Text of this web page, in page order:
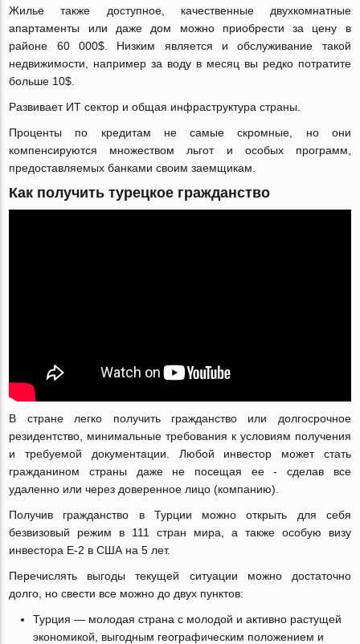
Жилье также доступное, качественные двухкомнатные
апартаменты или даже дом можно приобрести за цену в
районе 60 000$. Низким является и обслуживание такой
недвижимости, например за воду в месяц вы редко потратите
больше 10$.
Развивает ИТ сектор и общая инфраструктура страны.
Проценты по кредитам не самые скромные, но они
компенсируются множеством льгот и особых программ,
предоставляемых банками своим заемщикам.
Как получить турецкое гражданство
В стране легко получить гражданство или долгосрочное
резидентство, минимальные требования к условиям получения
и требуемой документации. Любой инвестор может стать
гражданином страны даже не посещая ее - сделав все
удаленно или через доверенное лицо (компанию).
Получив гражданство в Турции можно открыть для себя
безвизовый режим в 111 стран мира, а также особую визу
инвестора E-2 в США на 5 лет.
Перечислять выгоды текущей ситуации можно достаточно
долго, но свести все можно до двух пунктов:
Турция — молодая страна с молодой и активно растущей
экономикой, выгодным географическим положением и